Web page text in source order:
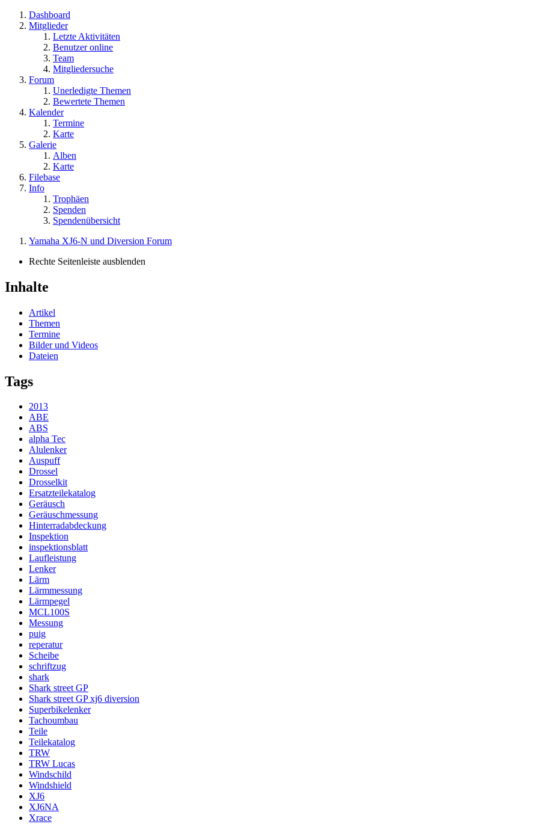
Dashboard
Mitglieder
Letzte Aktivitäten
Benutzer online
Team
Mitgliedersuche
Forum
Unerledigte Themen
Bewertete Themen
Kalender
Termine
Karte
Galerie
Alben
Karte
Filebase
Info
Trophäen
Spenden
Spendenübersicht
Yamaha XJ6-N und Diversion Forum
Rechte Seitenleiste ausblenden
Inhalte
Artikel
Themen
Termine
Bilder und Videos
Dateien
Tags
2013
ABE
ABS
alpha Tec
Alulenker
Auspuff
Drossel
Drosselkit
Ersatzteilekatalog
Geräusch
Geräuschmessung
Hinterradabdeckung
Inspektion
inspektionsblatt
Laufleistung
Lenker
Lärm
Lärmmessung
Lärmpegel
MCL100S
Messung
puig
reperatur
Scheibe
schriftzug
shark
Shark street GP
Shark street GP xj6 diversion
Superbikelenker
Tachoumbau
Teile
Teilekatalog
TRW
TRW Lucas
Windschild
Windshield
XJ6
XJ6NA
Xrace